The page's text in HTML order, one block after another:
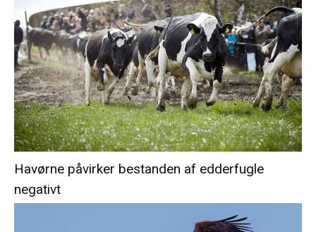
Havørne påvirker bestanden af edderfugle
negativt